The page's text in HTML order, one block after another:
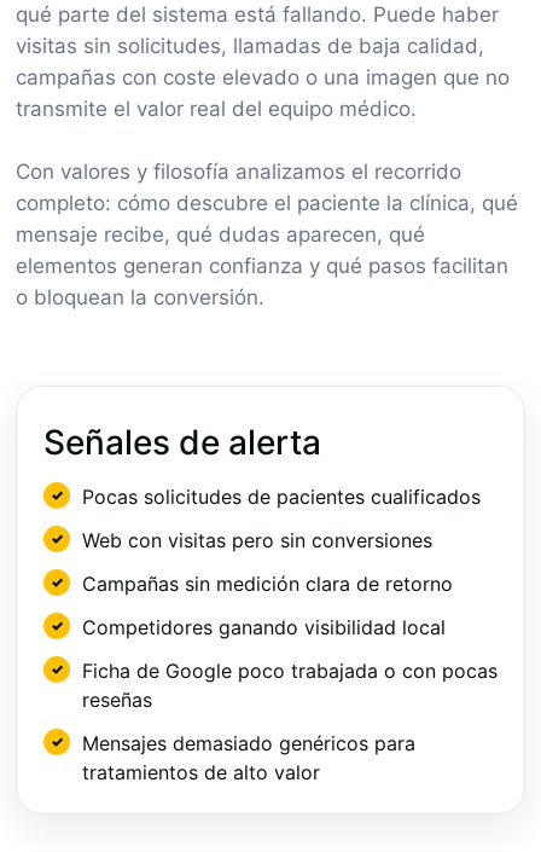
qué parte del sistema está fallando. Puede haber
visitas sin solicitudes, llamadas de baja calidad,
campañas con coste elevado o una imagen que no
transmite el valor real del equipo médico.
Con valores y filosofía analizamos el recorrido
completo: cómo descubre el paciente la clínica, qué
mensaje recibe, qué dudas aparecen, qué
elementos generan confianza y qué pasos facilitan
o bloquean la conversión.
Señales de alerta
Pocas solicitudes de pacientes cualificados
Web con visitas pero sin conversiones
Campañas sin medición clara de retorno
Competidores ganando visibilidad local
Ficha de Google poco trabajada o con pocas
reseñas
Mensajes demasiado genéricos para
tratamientos de alto valor